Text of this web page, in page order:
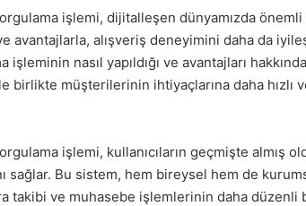
işlemi, dijitalleşen dünyamızda
avantajlarla, alışveriş deneyimini daha da
işleminin nasıl yapıldığı ve avantajları
birlikte müşterilerinin ihtiyaçlarına daha hızlı
işlemi, kullanıcıların geçmişte almış
sağlar. Bu sistem, hem bireysel hem de
takibi ve muhasebe işlemlerinin daha düzenli